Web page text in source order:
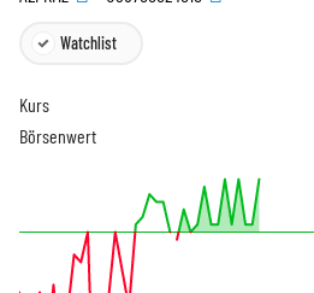
Watchlist
Kurs
Börsenwert